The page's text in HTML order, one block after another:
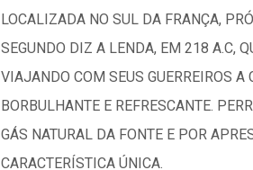
LOCALIZADA NO SUL DA FRANÇA,
SEGUNDO DIZ A LENDA, EM 218 A.C,
VIAJANDO COM SEUS GUERREIROS
BORBULHANTE E REFRESCANTE.
GÁS NATURAL DA FONTE E POR
CARACTERÍSTICA ÚNICA.